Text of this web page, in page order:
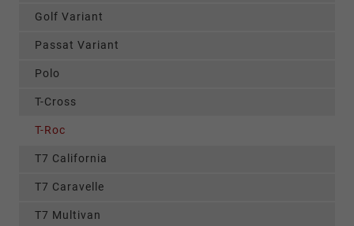
Golf Variant
Passat Variant
Polo
T-Cross
T-Roc
T7 California
T7 Caravelle
T7 Multivan